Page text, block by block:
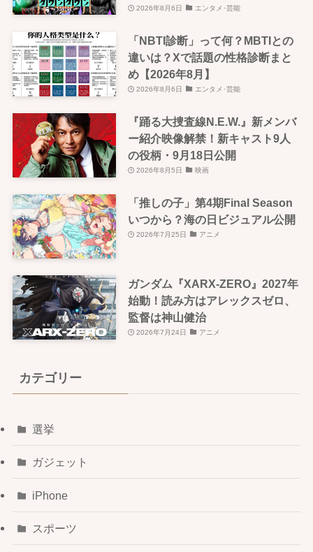
2026年8月6日 エンタメ･芸能
「NBTI診断」って何？MBTIとの
違いは？Xで話題の性格診断まと
め【2026年8月】
2026年8月6日 エンタメ･芸能
『踊る大捜査線N.E.W.』新メンバ
ー紹介映像解禁！新キャスト9人
の役柄・9月18日公開
2026年8月5日 映画
「推しの子」第4期Final Season
いつから？海の日ビジュアル公開
2026年7月25日 アニメ
ガンダム『XARX-ZERO』2027年
始動！読み方はアレックスゼロ、
監督は神山健治
2026年7月24日 アニメ
カテゴリー
選挙
ガジェット
iPhone
スポーツ